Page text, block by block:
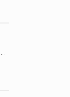
Varusteita retkeilyyn, bushcraftiin ja taktiseen käyttöön